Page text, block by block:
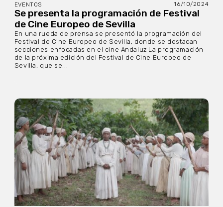
EVENTOS 16/10/2024
Se presenta la programación de Festival
de Cine Europeo de Sevilla
En una rueda de prensa se presentó la programación del
Festival de Cine Europeo de Sevilla, donde se destacan
secciones enfocadas en el cine Andaluz La programación
de la próxima edición del Festival de Cine Europeo de
Sevilla, que se...